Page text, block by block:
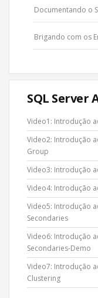
Documentando o
Brigando com os
SQL Server
Video1: Introdução
Video2: Introdução
Group
Video3: Introdução
Video4: Introdução
Video5: Introdução
Secondaries
Video6: Introdução
Secondaries-Demo
Video7: Introdução
Clustering